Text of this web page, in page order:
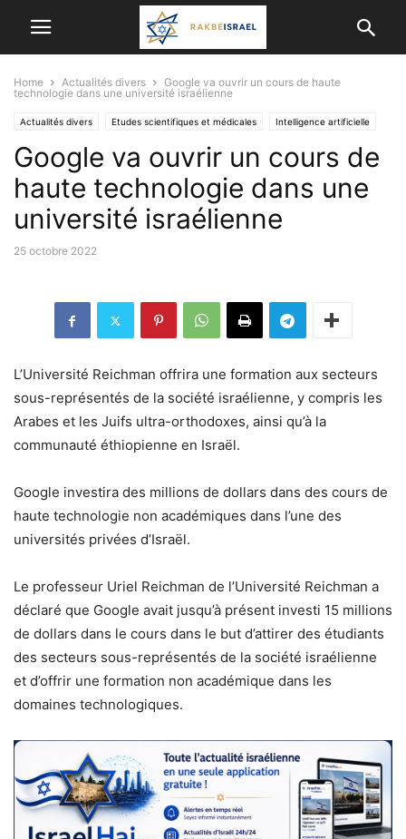
Home Actualités divers
Google va ouvrir un cours de haute
technologie dans une université israélienne
Actualités divers Etudes scientifiques et médicales Intelligence artificielle
VIE EN ISRAËL
Google va ouvrir un cours de
haute technologie dans une
université israélienne
25 octobre 2022
L’Université Reichman offrira une formation aux secteurs
sous-représentés de la société israélienne, y compris les
Arabes et les Juifs ultra-orthodoxes, ainsi qu’à la
communauté éthiopienne en Israël.
Google investira des millions de dollars dans des cours de
haute technologie non académiques dans l’une des
universités privées d’Israël.
Le professeur Uriel Reichman de l’Université Reichman a
déclaré que Google avait jusqu’à présent investi 15 millions
de dollars dans le cours dans le but d’attirer des étudiants
des secteurs sous-représentés de la société israélienne
et d’offrir une formation non académique dans les
domaines technologiques.